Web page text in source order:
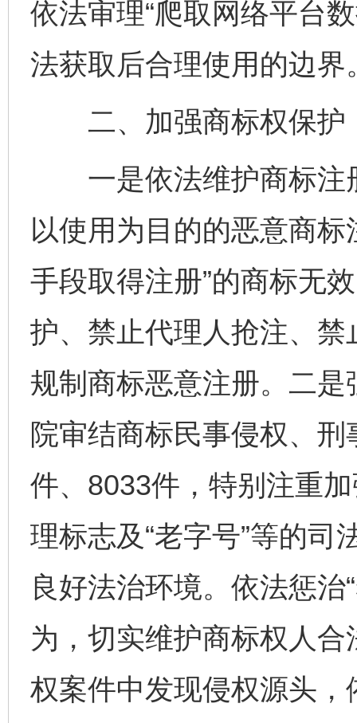
依法审理“爬取网络平台
法获取后合理使用的边界
二、加强商标权保护
一是依法维护商标注
以使用为目的的恶意商标
手段取得注册”的商标无
护、禁止代理人抢注、
规制商标恶意注册。二
院审结商标民事侵权、
件、8033件，特别注重
理标志及“老字号”等的司
良好法治环境。依法惩治
为，切实维护商标权人
权案件中发现侵权源头